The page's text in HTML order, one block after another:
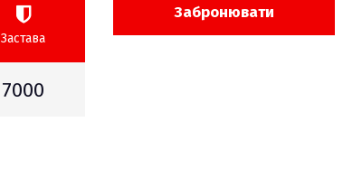
Застава
7000
Забронювати